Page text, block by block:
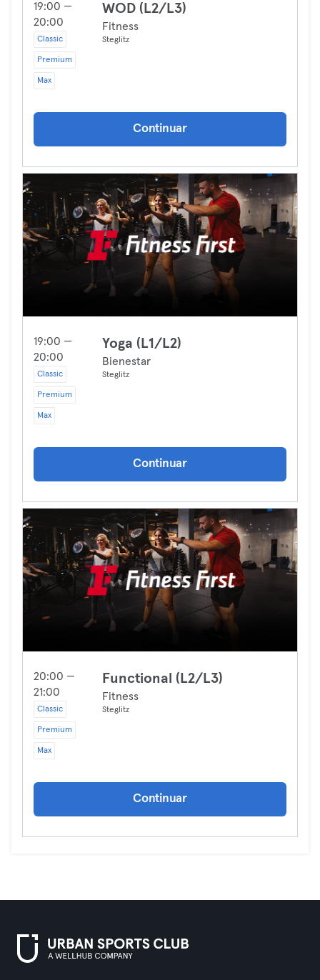
19:00 —
20:00
Classic
Premium
Max
WOD (L2/L3)
Fitness
Steglitz
Continuar
19:00 —
20:00
Classic
Premium
Max
Yoga (L1/L2)
Bienestar
Steglitz
Continuar
20:00 —
21:00
Classic
Premium
Max
Functional (L2/L3)
Fitness
Steglitz
Continuar